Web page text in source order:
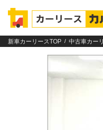
新車カーリースTOP 中古車カー